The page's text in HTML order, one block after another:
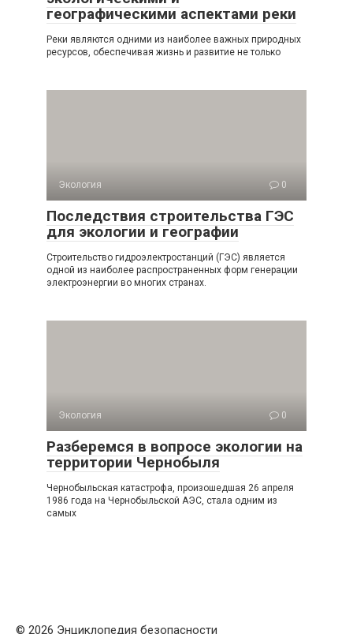
географическими аспектами реки
Реки являются одними из наиболее важных природных
ресурсов, обеспечивая жизнь и развитие не только
Экология 0
Последствия строительства ГЭС
для экологии и географии
Строительство гидроэлектростанций (ГЭС) является
одной из наиболее распространенных форм генерации
электроэнергии во многих странах.
Экология 0
Разберемся в вопросе экологии на
территории Чернобыля
Чернобыльская катастрофа, произошедшая 26 апреля
1986 года на Чернобыльской АЭС, стала одним из
самых
© 2026 Энциклопедия безопасности